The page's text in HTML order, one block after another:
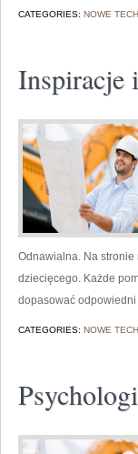
CATEGORIES: NOWE
Inspiracje
Odnawialna. Na
dziecięcego. Każde
dopasować
CATEGORIES: NOWE